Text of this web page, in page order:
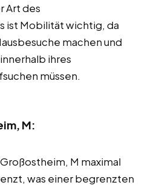
Art des
ist Mobilität wichtig, da
machen und
ihres
müssen.
M:
M maximal
was einer begrenzten